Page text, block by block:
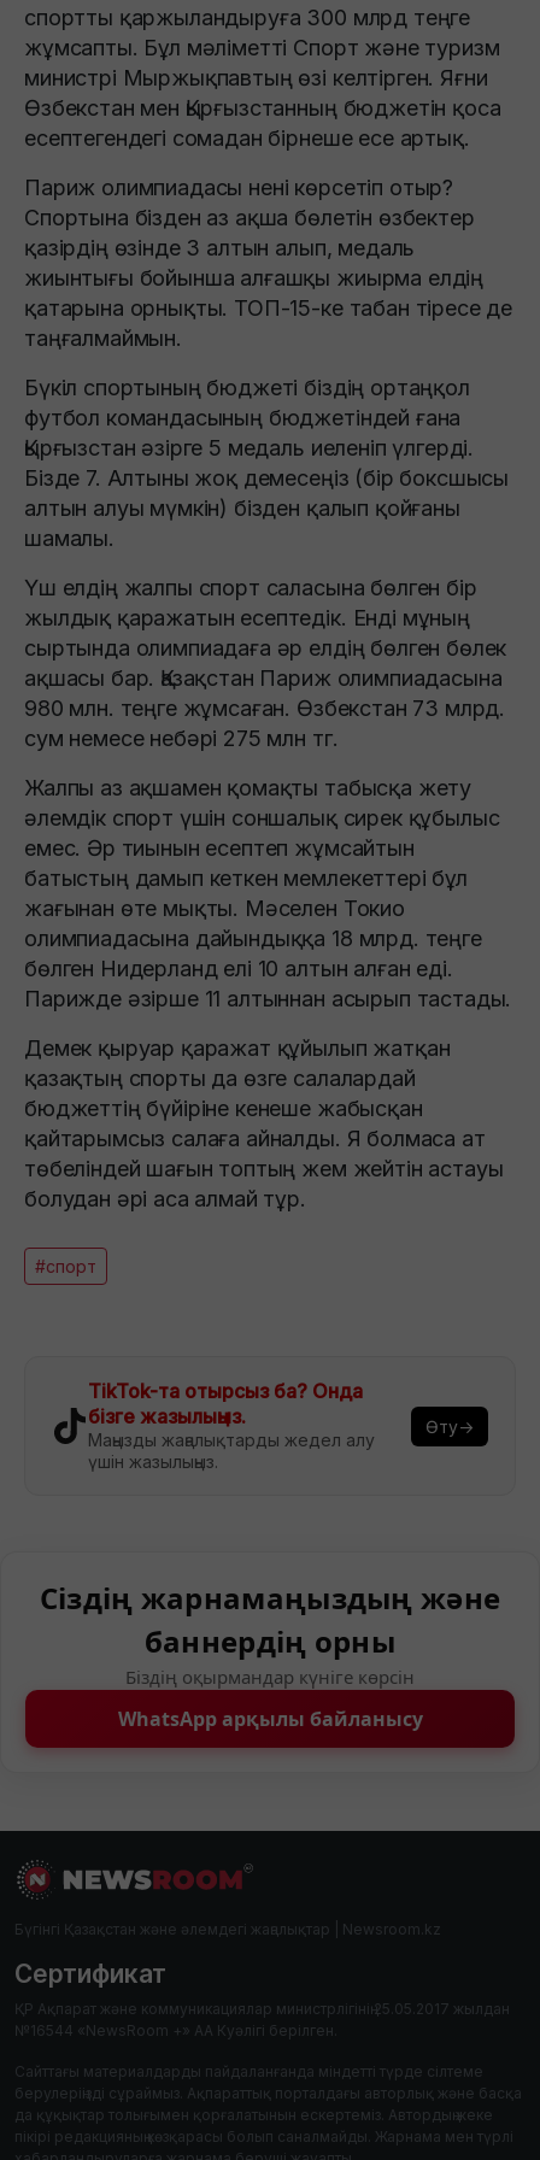
спортты қаржыландыруға 300 млрд теңге
жұмсапты. Бұл мәліметті Спорт және туризм
министрі Мыржықпавтың өзі келтірген. Яғни
Өзбекстан мен Қырғызстанның бюджетін қоса
есептегендегі сомадан бірнеше есе артық.
Париж олимпиадасы нені көрсетіп отыр?
Спортына бізден аз ақша бөлетін өзбектер
қазірдің өзінде 3 алтын алып, медаль
жиынтығы бойынша алғашқы жиырма елдің
қатарына орнықты. ТОП-15-ке табан тіресе де
таңғалмаймын.
Бүкіл спортының бюджеті біздің ортаңқол
футбол командасының бюджетіндей ғана
Қырғызстан әзірге 5 медаль иеленіп үлгерді.
Бізде 7. Алтыны жоқ демесеңіз (бір боксшысы
алтын алуы мүмкін) бізден қалып қойғаны
шамалы.
Үш елдің жалпы спорт саласына бөлген бір
жылдық қаражатын есептедік. Енді мұның
сыртында олимпиадаға әр елдің бөлген бөлек
ақшасы бар. Қазақстан Париж олимпиадасына
980 млн. теңге жұмсаған. Өзбекстан 73 млрд.
сум немесе небәрі 275 млн тг.
Жалпы аз ақшамен қомақты табысқа жету
әлемдік спорт үшін соншалық сирек құбылыс
емес. Әр тиынын есептеп жұмсайтын
батыстың дамып кеткен мемлекеттері бұл
жағынан өте мықты. Мәселен Токио
олимпиадасына дайындыққа 18 млрд. теңге
бөлген Нидерланд елі 10 алтын алған еді.
Парижде әзірше 11 алтыннан асырып тастады.
Демек қыруар қаражат құйылып жатқан
қазақтың спорты да өзге салалардай
бюджеттің бүйіріне кенеше жабысқан
қайтарымсыз салаға айналды. Я болмаса ат
төбеліндей шағын топтың жем жейтін астауы
болудан әрі аса алмай тұр.
#спорт
TikTok-та отырсыз ба? Онда
бізге жазылыңыз.
Маңызды жаңалықтарды жедел алу
үшін жазылыңыз.
Өту→
Сіздің жарнамаңыздың және
баннердің орны
Біздің оқырмандар күніге көрсін
WhatsApp арқылы байланысу
Бүгінгі Қазақстан және әлемдегі жаңалықтар | Newsroom.kz
Сертификат
ҚР Ақпарат және коммуникациялар министрлігінің 25.05.2017 жылдан
№16544 «NewsRoom +» АА Куәлігі берілген.
Сайттағы материалдарды пайдаланғанда міндетті түрде сілтеме
берулеріңізді сұраймыз. Ақпараттық порталдағы авторлық және басқа
да құқықтар толығымен қорғалатынын ескертеміз. Автордың жеке
пікірі редакцияның көзқарасы болып саналмайды. Жарнама мен түрлі